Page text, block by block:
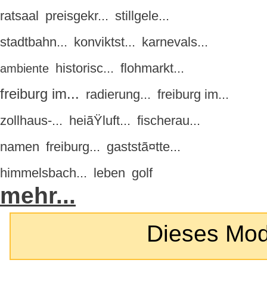
ratsaal preisgekr... stillgele...
stadtbahn... konviktst... karnevals...
ambiente historisc... flohmarkt...
freiburg im... radierung... freiburg im...
zollhaus-... heiãŸluft... fischerau...
namen freiburg... gaststã¤tte...
himmelsbach... leben golf
mehr...
Dieses